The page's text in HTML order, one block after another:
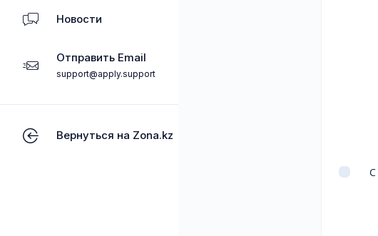
Новости
Отправить Email
support@apply.support
Вернуться на Zona.kz
С